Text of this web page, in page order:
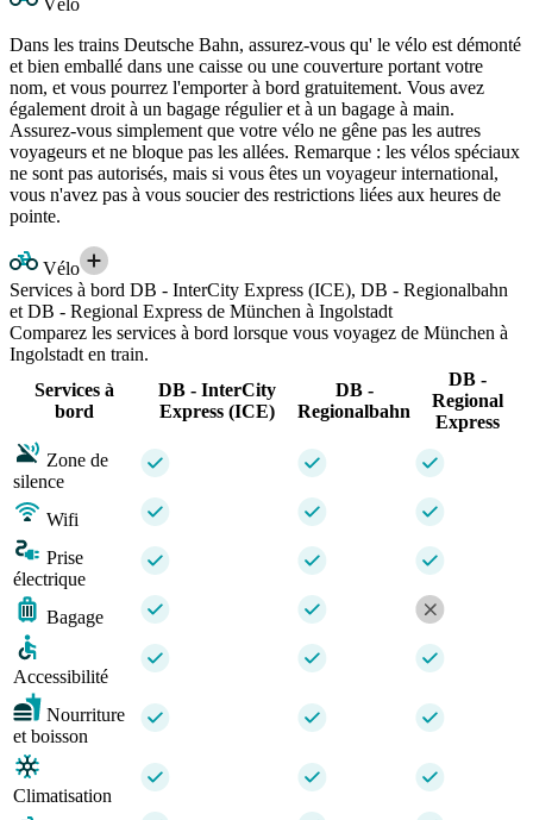
Vélo
Dans les trains Deutsche Bahn, assurez-vous qu' le vélo est démonté
et bien emballé dans une caisse ou une couverture portant votre
nom, et vous pourrez l'emporter à bord gratuitement. Vous avez
également droit à un bagage régulier et à un bagage à main.
Assurez-vous simplement que votre vélo ne gêne pas les autres
voyageurs et ne bloque pas les allées. Remarque : les vélos spéciaux
ne sont pas autorisés, mais si vous êtes un voyageur international,
vous n'avez pas à vous soucier des restrictions liées aux heures de
pointe.
Vélo
Services à bord DB - InterCity Express (ICE), DB - Regionalbahn
et DB - Regional Express de München à Ingolstadt
Comparez les services à bord lorsque vous voyagez de München à
Ingolstadt en train.
Services à
bord
DB - InterCity
Express (ICE)
DB -
Regionalbahn
DB -
Regional
Express
Zone de
silence
Wifi
Prise
électrique
Bagage
Accessibilité
Nourriture
et boisson
Climatisation